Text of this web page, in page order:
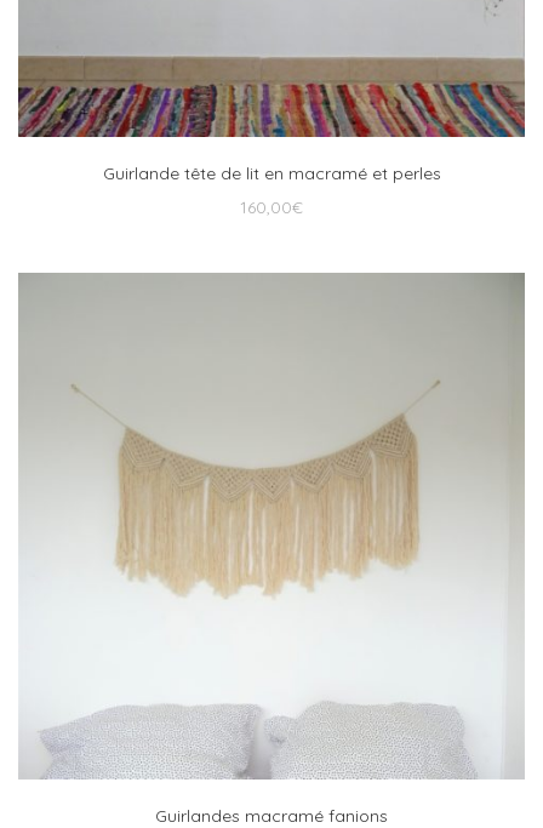
Guirlande tête de lit en macramé et perles
160,00€
Guirlandes macramé fanions